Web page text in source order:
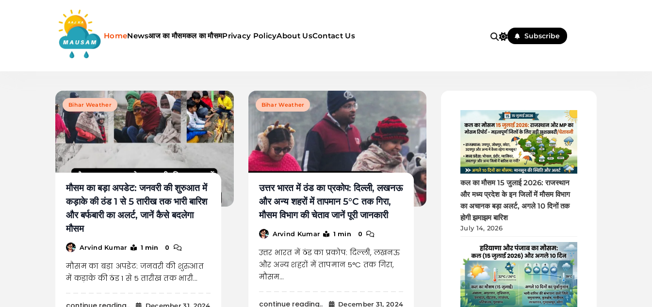
HomeNewsआज का मौसमकल का मौसमPrivacy PolicyAbout UsContact Us Subscribe
Bihar Weather
मौसम का बड़ा अपडेट: जनवरी की शुरुआत में
कड़ाके की ठंड 1 से 5 तारीख तक भारी बारिश
और बर्फबारी का अलर्ट, जानें कैसे बदलेगा
मौसम
Arvind Kumar 1 min 0
मौसम का बड़ा अपडेट: जनवरी की शुरुआत
में कड़ाके की ठंड 1 से 5 तारीख तक भारी…
Bihar Weather
उत्तर भारत में ठंड का प्रकोप: दिल्ली, लखनऊ
और अन्य शहरों में तापमान 5°C तक गिरा,
मौसम विभाग की चेताव जानें पूरी जानकारी
Arvind Kumar 1 min 0
उत्तर भारत में ठंड का प्रकोप: दिल्ली, लखनऊ
और अन्य शहरों में तापमान 5°C तक गिरा,
मौसम…
continue reading.. December 31, 2024
कल का मौसम 15 जुलाई 2026: राजस्थान
और मध्य प्रदेश के इन जिलों में मौसम विभाग
का अचानक बड़ा अलर्ट, अगले 10 दिनों तक
होगी झमाझम बारिश
July 14, 2026